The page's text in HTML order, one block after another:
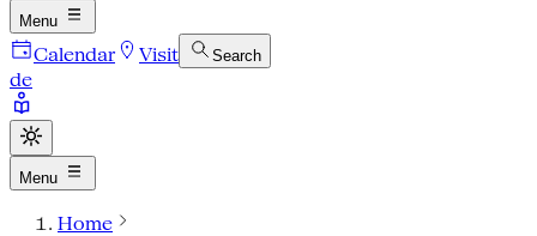
Menu
Calendar Visit Search
de
Menu
Home